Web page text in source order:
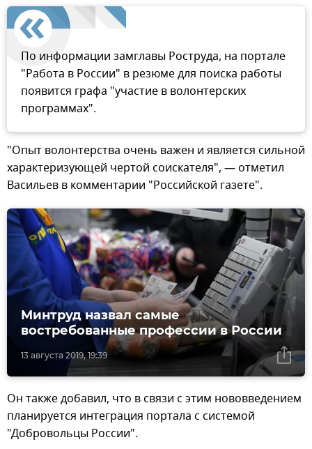
По информации замглавы Роструда, на портале
"Работа в России" в резюме для поиска работы
появится графа "участие в волонтерских
программах".
"Опыт волонтерства очень важен и является сильной
характеризующей чертой соискателя", — отметил
Васильев в комментарии "Российской газете".
13 августа 2019, 19:39
Минтруд назвал самые
востребованные профессии в России
Он также добавил, что в связи с этим нововведением
планируется интеграция портала с системой
"Добровольцы России".